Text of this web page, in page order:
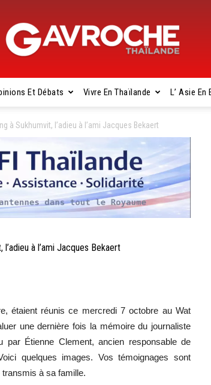
Gavroche
Thaïlande
Et Débats Vivre En Thaïlande L’ Asie En
à Sukhumvit, l’adieu à l’ami Jacques Bekaert
à l’ami Jacques Bekaert
étaient réunis ce mercredi 7 octobre au Wat
une dernière fois la mémoire du journaliste
Étienne Clement, ancien responsable de
quelques images. Vos témoignages sont
à sa famille.